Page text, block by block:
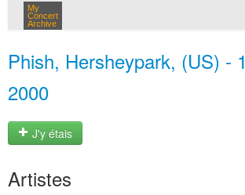
My
Concert
Archive
Phish, Hersheypark, (US) -
2000
J'y étais
Artistes